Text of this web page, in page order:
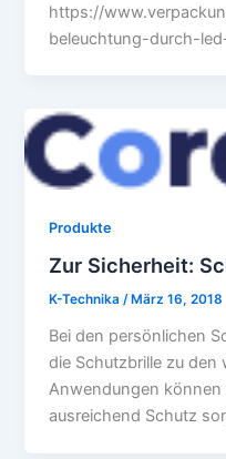
https://
beleuchtung-durch-
Produkte
Zur Sicherheit:
K-Technika/ März 16, 2018
Bei den persönlichen
die Schutzbrille zu den
Anwendungen können
ausreichend Schutz